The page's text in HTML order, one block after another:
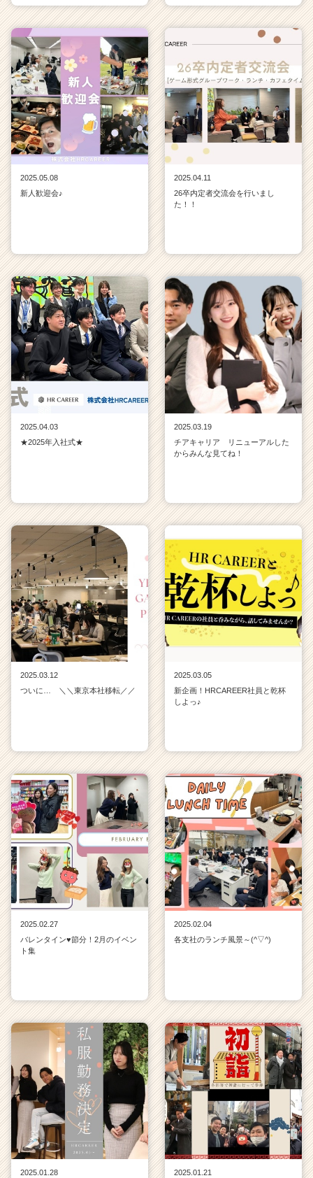
2025.05.08
新人歓迎会♪
2025.04.11
26卒内定者交流会を行いまし
た！！
2025.04.03
★2025年入社式★
2025.03.19
チアキャリア リニューアルした
からみんな見てね！
2025.03.12
ついに… ＼＼東京本社移転／／
2025.03.05
新企画！HRCAREER社員と乾杯
しよっ♪
2025.02.27
バレンタイン♥節分！2月のイベン
ト集
2025.02.04
各支社のランチ風景～(^▽^)
2025.01.28
2025.01.21